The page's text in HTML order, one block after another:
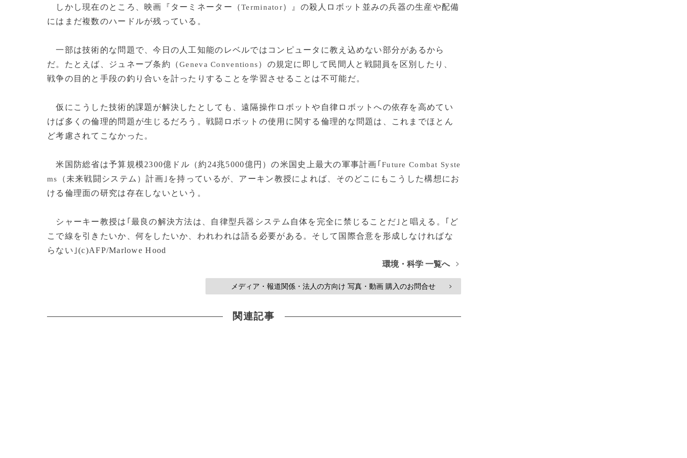
しかし現在のところ、映画『ターミネーター（Terminator）』の殺人ロボット並みの兵器の生産や配備
にはまだ複数のハードルが残っている。
一部は技術的な問題で、今日の人工知能のレベルではコンピュータに教え込めない部分があるから
だ。たとえば、ジュネーブ条約（Geneva Conventions）の規定に即して民間人と戦闘員を区別したり、
戦争の目的と手段の釣り合いを計ったりすることを学習させることは不可能だ。
仮にこうした技術的課題が解決したとしても、遠隔操作ロボットや自律ロボットへの依存を高めてい
けば多くの倫理的問題が生じるだろう。戦闘ロボットの使用に関する倫理的な問題は、これまでほとん
ど考慮されてこなかった。
米国防総省は予算規模2300億ドル（約24兆5000億円）の米国史上最大の軍事計画｢Future Combat Syste
ms
（未来戦闘システム）計画｣を持っているが、アーキン教授によれば、そのどこにもこうした構想にお
ける倫理面の研究は存在しないという。
シャーキー教授は｢最良の解決方法は、自律型兵器システム自体を完全に禁じることだ｣と唱える。｢ど
こで線を引きたいか、何をしたいか、われわれは語る必要がある。そして国際合意を形成しなければな
らない｣(c)AFP/Marlowe Hood
環境・科学 一覧へ
>
メディア・報道関係・法人の方向け 写真・動画 購入のお問合せ >
関連記事